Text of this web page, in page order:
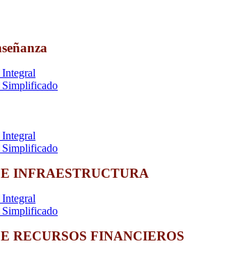
Simplificado
Simplificado
INFRAESTRUCTURA
Simplificado
RECURSOS FINANCIEROS